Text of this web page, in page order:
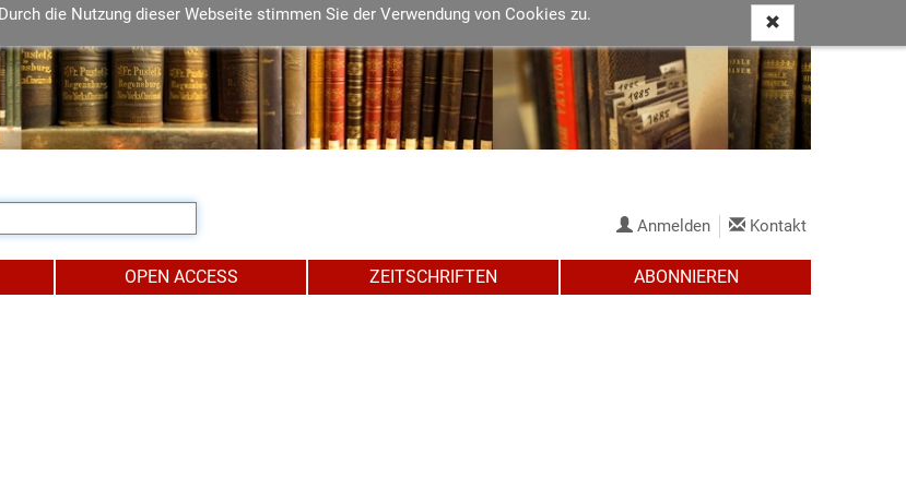
die Nutzung dieser Webseite stimmen Sie der Verwendung von Cookies zu.
Anmelden Kontakt
OPEN ACCESS ZEITSCHRIFTEN ABONNIEREN